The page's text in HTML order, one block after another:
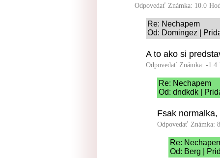
Odpovedať Známka: 10.0
Re: Nechapem
Od: Domingez |
A to ako si
Odpovedať Známka: -1.4
Re: Nechapem
Od: dndkdk |
Fsak
Odpovedať Známka:
Re:
Od: Berg |